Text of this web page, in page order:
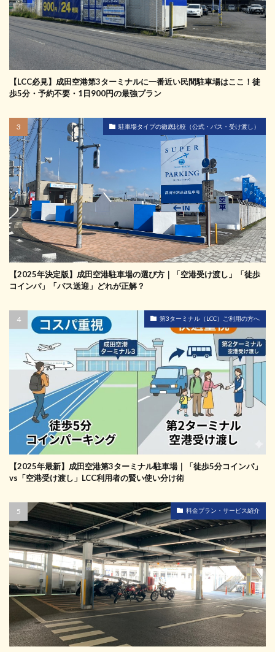
【LCC必見】成田空港第3ターミナルに一番近い民間駐車場はここ！徒
歩5分・予約不要・1日900円の最強プラン
駐車場タイプの徹底比較（公式・バス・受け渡し）
【2025年決定版】成田空港駐車場の選び方｜「空港受け渡し」「徒歩
コインパ」「バス送迎」どれが正解？
第3ターミナル（LCC）ご利用の方へ
【2025年最新】成田空港第3ターミナル駐車場｜「徒歩5分コインパ」
vs「空港受け渡し」LCC利用者の賢い使い分け術
料金プラン・サービス紹介